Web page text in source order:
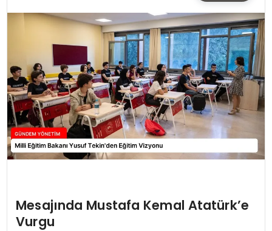
TEKNOLOJI
YAŞAM
Mesajında Mustafa Kemal Atatürk’e
Vurgu